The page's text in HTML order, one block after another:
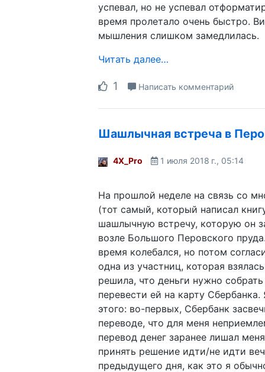
успевал, но не успевал
время пролетало очень быстро.
мышления слишком замедлилась.
Читать далее…
1 Написать комментарий
Шашлычная встреча в
4X_Pro 1 июля 2018 г., 05:14
На прошлой неделе на связь со
(тот самый, который написал
шашлычную встречу, которую он
возле Большого Перовского
время колебался, но потом
одна из участниц, которая
решила, что деньги нужно
перевести ей на карту
этого: во-первых, Сбербанк
переводе, что для меня
перевод денег заранее лишал
принять решение идти/не идти
предыдущего дня, как это я